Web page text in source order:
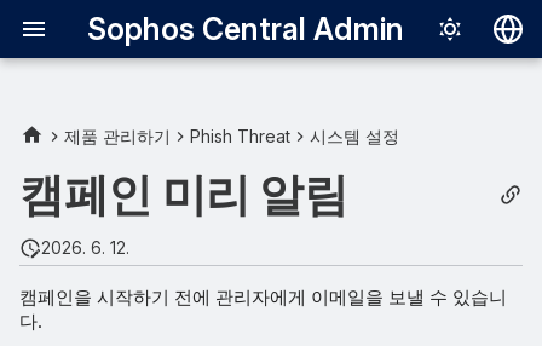
Sophos Central Admin
Italiano
日本語
제품 관리하기 Phish Threat 시스템 설정
캠페인 미리 알림
2026. 6. 12.
캠페인을 시작하기 전에 관리자에게 이메일을 보낼 수 있습니
다.